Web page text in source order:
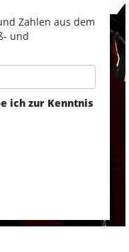
Zahlen aus dem
und
ich zur Kenntnis